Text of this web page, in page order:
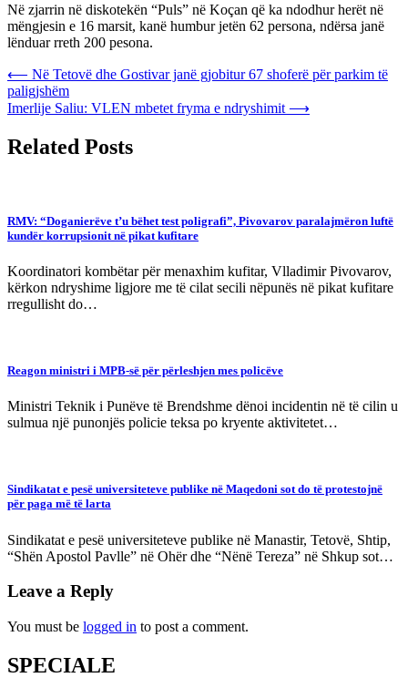
Në zjarrin në diskotekën “Puls” në Koçan që ka ndodhur herët në
mëngjesin e 16 marsit, kanë humbur jetën 62 persona, ndërsa janë
lënduar rreth 200 pesona.
Post
navigation
⟵ Në Tetovë dhe Gostivar janë gjobitur 67 shoferë për parkim të
paligjshëm
Imerlije Saliu: VLEN mbetet fryma e ndryshimit ⟶
Related Posts
RMV: “Doganierëve t’u bëhet test poligrafi”, Pivovarov paralajmëron luftë
kundër korrupsionit në pikat kufitare
Koordinatori kombëtar për menaxhim kufitar, Vlladimir Pivovarov,
kërkon ndryshime ligjore me të cilat secili nëpunës në pikat kufitare
rregullisht do…
Reagon ministri i MPB-së për përleshjen mes policëve
Ministri Teknik i Punëve të Brendshme dënoi incidentin në të cilin u
sulmua një punonjës policie teksa po kryente aktivitetet…
Sindikatat e pesë universiteteve publike në Maqedoni sot do të protestojnë
për paga më të larta
Sindikatat e pesë universiteteve publike në Manastir, Tetovë, Shtip,
“Shën Apostol Pavlle” në Ohër dhe “Nënë Tereza” në Shkup sot…
Leave a Reply
You must be logged in to post a comment.
SPECIALE